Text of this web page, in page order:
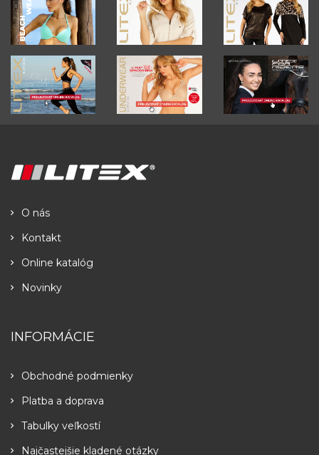
O nás
Kontakt
Online katalóg
Novinky
INFORMÁCIE
Obchodné podmienky
Platba a doprava
Tabulky veľkostí
Najčastejšie kladené otázky